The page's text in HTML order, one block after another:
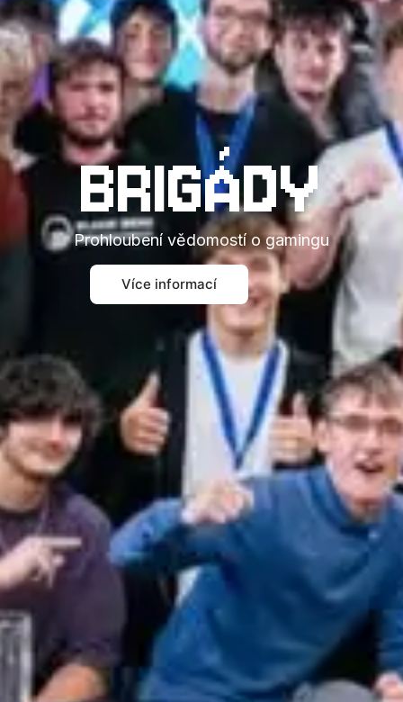
BRIGÁDY
Prohloubení vědomostí o gamingu
Více informací